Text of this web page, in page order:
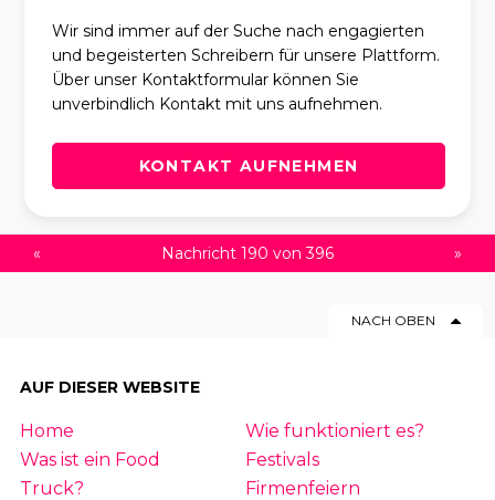
Wir sind immer auf der Suche nach engagierten
und begeisterten Schreibern für unsere Plattform.
Über unser Kontaktformular können Sie
unverbindlich Kontakt mit uns aufnehmen.
KONTAKT AUFNEHMEN
« Nachricht 190 von 396 »
NACH OBEN
AUF DIESER WEBSITE
Home
Wie funktioniert es?
Was ist ein Food
Truck?
Festivals
Firmenfeiern